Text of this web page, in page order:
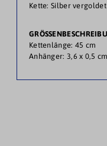
Kette:
Anhäger:
Kettenlänge: 45 cm
Anhänger: 3,6 x 0,5 cm